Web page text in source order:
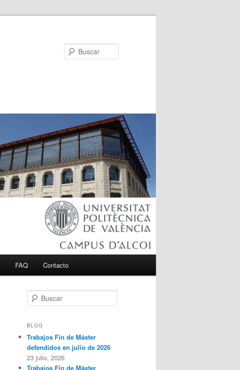
FAQ Contacto
u
c
r
BLOG
Trabajos Fin de Máster
defendidos en julio de 2026
23 julio, 2026
Trabajos Fin de Máster